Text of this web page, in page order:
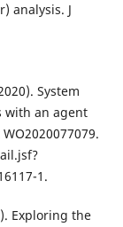
analysis. J
System
with an agent
1.
Exploring the